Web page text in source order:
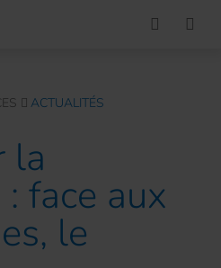
ACTUALITÉS
la
face aux
le